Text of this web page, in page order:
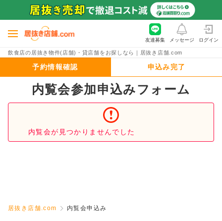
飲食店の居抜き物件(店舗)・貸店舗をお探しなら｜居抜き店舗.com
友達募集 メッセージ ログイン
予約情報確認 申込み完了
内覧会参加申込みフォーム
内覧会が見つかりませんでした
居抜き店舗.com 内覧会申込み